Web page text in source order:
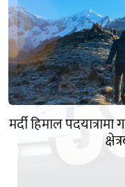
मर्दी हिमाल